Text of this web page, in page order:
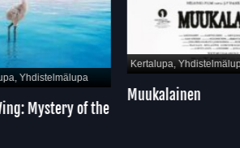
Yhdistelmälupa
Mystery of the
Kertalupa, Yhdistelmälupa
Muukalainen